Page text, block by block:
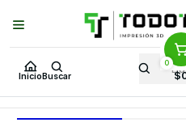
Inicio Buscar
0
Puedes Elegir: Comprar enTienda
Tienda
Inicio Toner y tambor Toner